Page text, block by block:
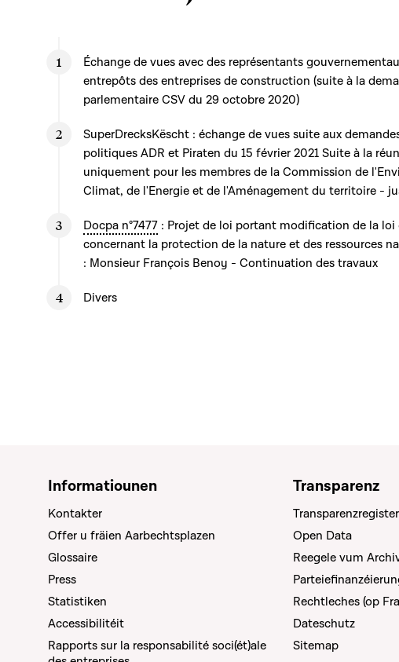
Échange de vues avec des représentants
entrepôts des entreprises de construction (suite à la
parlementaire CSV du 29 octobre 2020)
SuperDrecksKëscht : échange de vues suite aux
politiques ADR et Piraten du 15 février 2021 Suite à la
uniquement pour les membres de la Commission de
Climat, de l'Energie et de l'Aménagement du territoire -
Docpa n°7477 : Projet de loi portant modification de la loi
concernant la protection de la nature et des ressources
: Monsieur François Benoy - Continuation des travaux
Divers
Informatiounen
Kontakter
Offer u fräien Aarbechtsplazen
Glossaire
Press
Statistiken
Accessibilitéit
Rapports sur la responsabilité soci(ét)ale
Transparenz
Transparenzregister
Open Data
Reegele vum
Rechtleches (op
Dateschutz
Sitemap